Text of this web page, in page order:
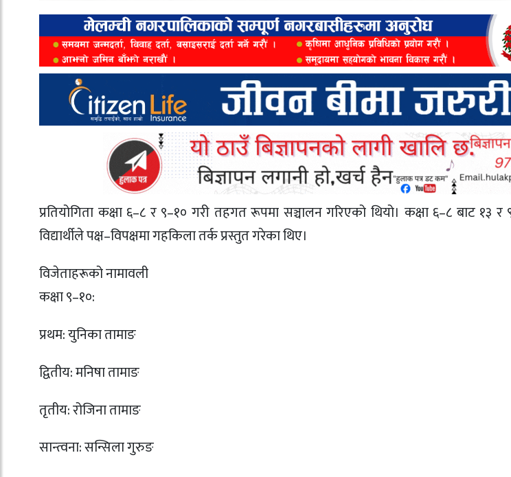
प्रतियोगिता कक्षा ६–८ र ९–१० गरी तहगत रूपमा सञ्चालन गरिएको थियो। कक्षा ६–८ बाट १३
विद्यार्थीले पक्ष–विपक्षमा गहकिला तर्क प्रस्तुत गरेका थिए।
विजेताहरूको नामावली
कक्षा ९–१०:
प्रथम: युनिका तामाङ
द्वितीय: मनिषा तामाङ
तृतीय: रोजिना तामाङ
सान्त्वना: सन्सिला गुरुङ